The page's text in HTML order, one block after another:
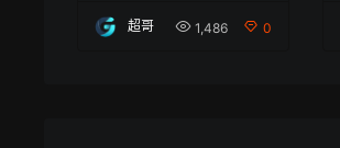
超哥 1,486 0